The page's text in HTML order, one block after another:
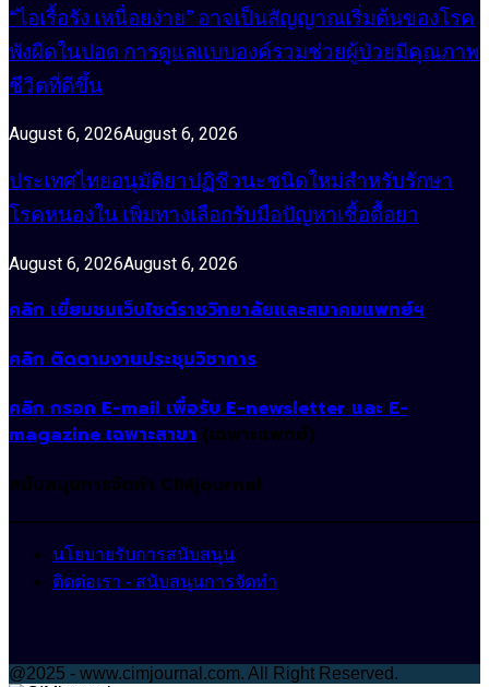
“ไอเรื้อรัง เหนื่อยง่าย” อาจเป็นสัญญาณเริ่มต้นของโรค
พังผืดในปอด การดูแลแบบองค์รวมช่วยผู้ป่วยมีคุณภาพ
ชีวิตที่ดีขึ้น
August 6, 2026August 6, 2026
ประเทศไทยอนุมัติยาปฏิชีวนะชนิดใหม่สำหรับรักษา
โรคหนองใน เพิ่มทางเลือกรับมือปัญหาเชื้อดื้อยา
August 6, 2026August 6, 2026
คลิก เยี่ยมชมเว็บไซต์ราชวิทยาลัยและสมาคมแพทย์ฯ
คลิก ติดตามงานประชุมวิชาการ
คลิก กรอก E-mail เพื่อรับ E-newsletter และ E-
magazine เฉพาะสาขา (เฉพาะแพทย์)
สนับสนุนการจัดทำ CIMjournal
นโยบายรับการสนับสนุน
ติดต่อเรา - สนับสนุนการจัดทำ
@2025 - www.cimjournal.com. All Right Reserved.